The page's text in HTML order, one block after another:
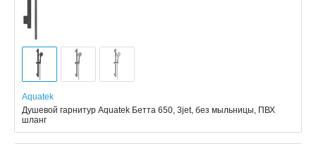
Aquatek
Душевой гарнитур Aquatek Бетта 650, 3jet, без мыльницы, ПВХ
шланг